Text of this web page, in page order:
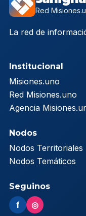
Red
La red de
Institucional
Misiones.uno
Red Misiones.uno
Agencia
Nodos
Nodos Territoriales
Nodos Temáticos
Seguinos
f ◎